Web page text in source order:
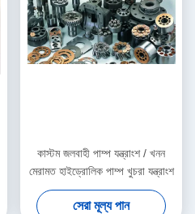
কাস্টম জলবাহী পাম্প যন্ত্রাংশ / খনন
মেরামত হাইড্রোলিক পাম্প খুচরা যন্ত্রাংশ
সেরা মূল্য পান